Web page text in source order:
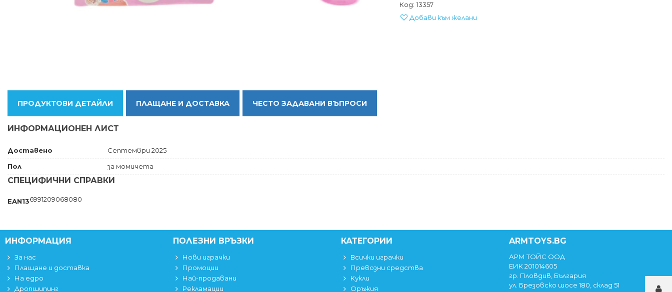
Код: 13357
Добави към желани
ПРОДУКТОВИ ДЕТАЙЛИ ПЛАЩАНЕ И ДОСТАВКА ЧЕСТО ЗАДАВАНИ ВЪПРОСИ
ИНФОРМАЦИОНЕН ЛИСТ
Доставено
Септември 2025
Пол
за момичета
СПЕЦИФИЧНИ СПРАВКИ
EAN136991209068080
ИНФОРМАЦИЯ
За нас
Плащане и доставка
На едро
Дропшипинг
ПОЛЕЗНИ ВРЪЗКИ
Нови играчки
Промоции
Най-продавани
Рекламации
КАТЕГОРИИ
Всички играчки
Превозни средства
Кукли
Оръжия
ARMTOYS.BG
АРМ ТОЙС ООД
ЕИК 201014605
гр. Пловдив, България
ул. Брезовско шосе 180, склад 51